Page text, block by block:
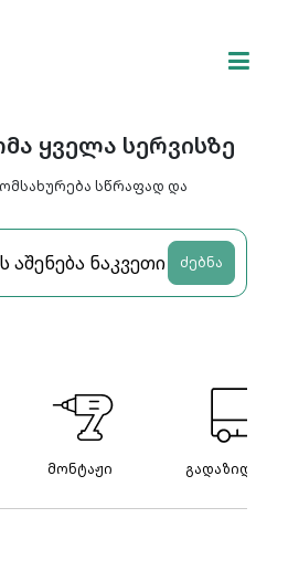
ყველა სერვისზე
სწრაფად და
ძებნა
მონტაჟი გადაზიდვები